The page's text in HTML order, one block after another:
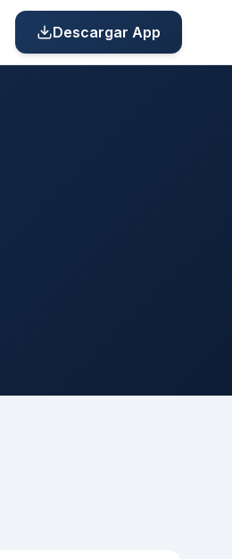
Descargar App